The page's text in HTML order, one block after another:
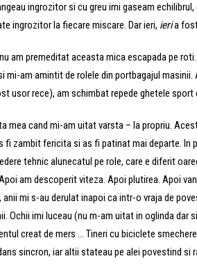
ingrozitor si cu greu imi gaseam
ingrozitor la fiecare miscare. Dar ieri, ieria
am premeditat aceasta mica escapada pe
am amintit de rolele din portbagajul
usor rece), am schimbat repede ghetele
mea cand mi-am uitat varsta – la propriu.
fi zambit fericita si as fi patinat mai departe.
tehnic alunecatul pe role, care e diferit
am descoperit viteza. Apoi plutirea. Apoi
mi s-au derulat inapoi ca intr-o vraja de
Ochii imi luceau (nu m-am uitat in oglinda dar
creat de mers … Tineri cu biciclete
sincron, iar altii stateau pe alei povestind si